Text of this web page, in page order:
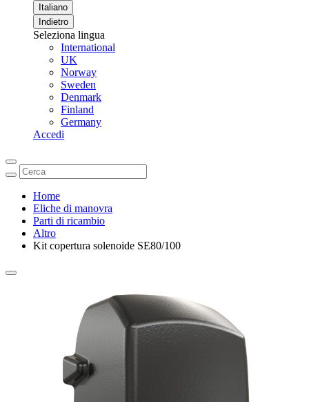
Italiano
Indietro
Seleziona lingua
International
UK
Norway
Sweden
Denmark
Finland
Germany
Accedi
Home
Eliche di manovra
Parti di ricambio
Altro
Kit copertura solenoide SE80/100